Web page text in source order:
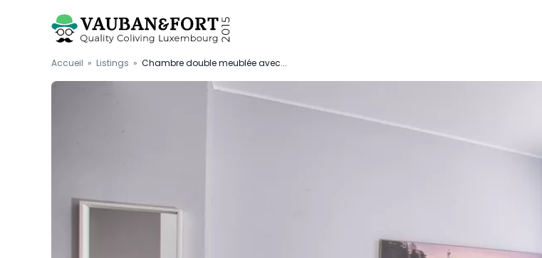
Accueil » Listings » Chambre double meublée avec...